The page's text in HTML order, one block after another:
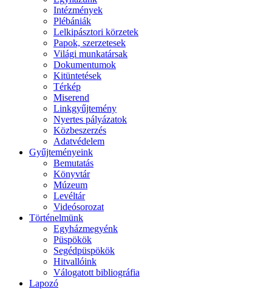
Intézmények
Plébániák
Lelkipásztori körzetek
Papok, szerzetesek
Világi munkatársak
Dokumentumok
Kitüntetések
Térkép
Miserend
Linkgyűjtemény
Nyertes pályázatok
Közbeszerzés
Adatvédelem
Gyűjteményeink
Bemutatás
Könyvtár
Múzeum
Levéltár
Videósorozat
Történelmünk
Egyházmegyénk
Püspökök
Segédpüspökök
Hitvallóink
Válogatott bibliográfia
Lapozó